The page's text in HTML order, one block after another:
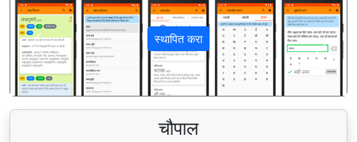
स्थापित करा
पिछला अगला
चौपाल